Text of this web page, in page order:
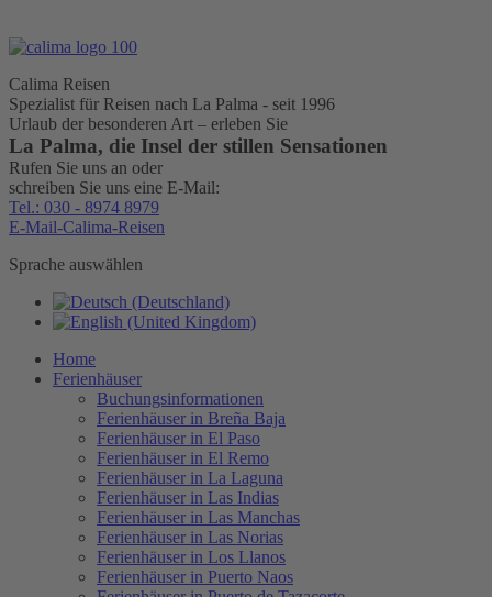
Calima Reisen
Spezialist für Reisen nach La Palma - seit 1996
Urlaub der besonderen Art – erleben Sie
La Palma, die Insel der stillen Sensationen
Rufen Sie uns an oder
schreiben Sie uns eine E-Mail:
Tel.: 030 - 8974 8979
E-Mail-Calima-Reisen
Sprache auswählen
Home
Ferienhäuser
Buchungsinformationen
Ferienhäuser in Breña Baja
Ferienhäuser in El Paso
Ferienhäuser in El Remo
Ferienhäuser in La Laguna
Ferienhäuser in Las Indias
Ferienhäuser in Las Manchas
Ferienhäuser in Las Norias
Ferienhäuser in Los Llanos
Ferienhäuser in Puerto Naos